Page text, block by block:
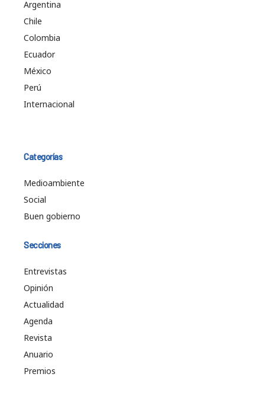
Argentina
Chile
Colombia
Ecuador
México
Perú
Internacional
Categorías
Medioambiente
Social
Buen gobierno
Secciones
Entrevistas
Opinión
Actualidad
Agenda
Revista
Anuario
Premios